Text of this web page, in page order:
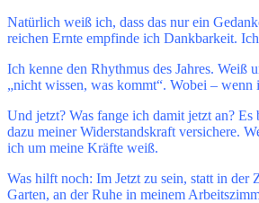
Natürlich weiß ich, dass das nur ein
reichen Ernte empfinde ich Dankbarkeit.
Ich kenne den Rhythmus des Jahres. Weiß
„nicht wissen, was kommt“. Wobei – wenn
Und jetzt? Was fange ich damit jetzt an?
dazu meiner Widerstandskraft versichere.
ich um meine Kräfte weiß.
Was hilft noch: Im Jetzt zu sein, statt in der
Garten, an der Ruhe in meinem